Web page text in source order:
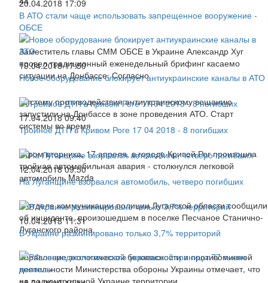
20.04.2018 17:09
В АТО стали чаще использовать запрещенное вооружение -
ОБСЕ
Заместитель главы СММ ОБСЕ в Украине Александр Хуг
провел традиционный еженедельный брифинг касаемо
ситуации на Донбассе. Согласно
19.04.2018 17:50
Новое оборудование блокирует антиукраинские каналы в АТО
Систему противодействия антиукраинскому вещанию
запустили на Донбассе в зоне проведения АТО. Старт
системы во время
17.04.2018 09:40
Тройное ДТП в Кривом Роге 17 04 2018 - 8 погибших
Утром вторника, 17 апреля, в городе Кривой Рог произошла
тройная автомобильная авария - столкнулся легковой
автомобиль Mazda
12.04.2018 09:50
На Луганщине взорвался автомобиль, четверо погибших
В отделе коммуникации полиции Луганской области сообщили
об инциденте, произошедшем в поселке Песчаное Станично-
Луганского района.
10.04.2018 11:31
В Украине разминировано только 3,7% территорий
Управление экологической безопасности и противоминной
деятельности Министерства обороны Украины отмечает, что